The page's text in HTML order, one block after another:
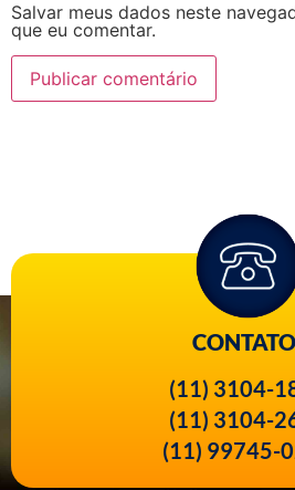
Salvar meus dados neste
que eu comentar.
(11) 3104-
(11) 3104-
(11) 99745-